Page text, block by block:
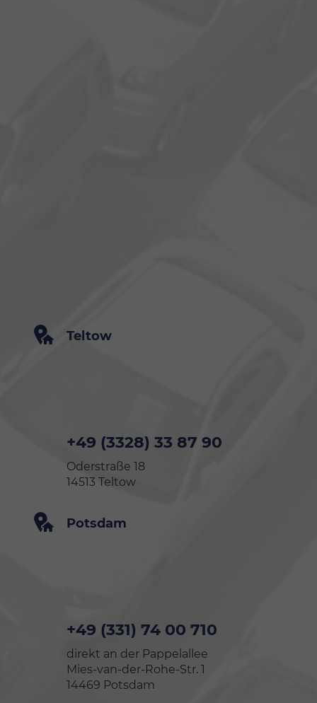
Teltow
+49 (3328) 33 87 90
Oderstraße 18
14513 Teltow
Potsdam
+49 (331) 74 00 710
direkt an der Pappelallee
Mies-van-der-Rohe-Str. 1
14469 Potsdam